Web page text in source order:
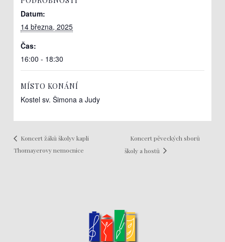
Datum:
14 března, 2025
Čas:
16:00 - 18:30
MÍSTO KONÁNÍ
Kostel sv. Šimona a Judy
Koncert žáků školyv kapli
Thomayerovy nemocnice
Koncert pěveckých sborů
školy a hostů